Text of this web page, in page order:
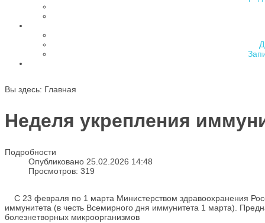
Вы здесь: Главная
Неделя укрепления
Подробности
Опубликовано 25.02.2026 14:48
Просмотров: 319
С 23 февраля по 1 марта Министерством здравоохранения
иммунитета (в честь Всемирного дня иммунитета 1 марта).
болезнетворных микроорганизмов